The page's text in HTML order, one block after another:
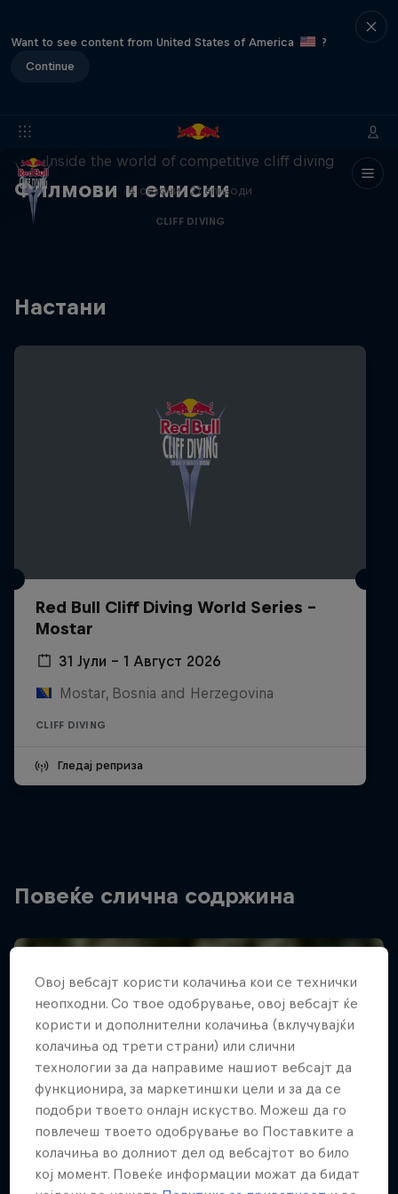
Want to see content from United States of America
?
Continue
Филмови и емисии
More than a Dive
Inside the world of competitive cliff diving
4 сезони · 21 епизоди
CLIFF DIVING
Настани
Red Bull Cliff Diving World Series -
Mostar
31 Јули – 1 Август 2026
Mostar, Bosnia and Herzegovina
CLIFF DIVING
Гледај реприза
Повеќе слична содржина
Овој вебсајт користи колачиња кои се технички
неопходни. Со твое одобрување, овој вебсајт ќе
користи и дополнителни колачиња (вклучувајќи
колачиња од трети страни) или слични
технологии за да направиме нашиот вебсајт да
функционира, за маркетиншки цели и за да се
подобри твоето онлајн искуство. Можеш да го
повлечеш твоето одобрување во Поставките а
колачиња во долниот дел од вебсајтот во било
кој момент. Повеќе информации можат да бидат